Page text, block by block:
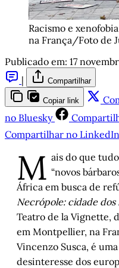
Racismo e
na França/Foto de
Publicado em: 17
|
Compartilhar
Copiar link
no Bluesky
Compartilhar no LinkedIn
M ais do que
“novos
África em busca de
Necrópole: cidade dos
Teatro de la Vignette,
em Montpellier, na
Vincenzo Susca, é
desinteresse dos